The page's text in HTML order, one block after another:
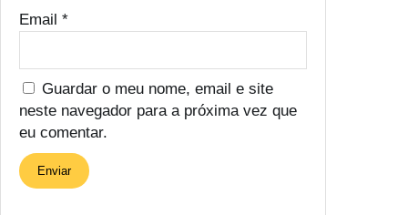
Email *
Guardar o meu nome, email e site
neste navegador para a próxima vez que
eu comentar.